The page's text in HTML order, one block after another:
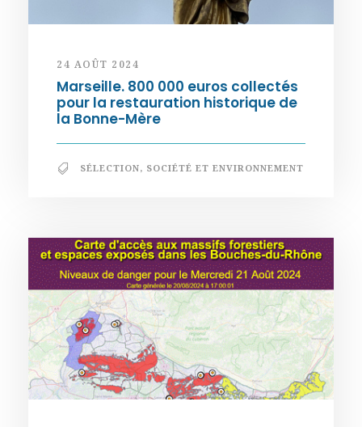
24 AOÛT 2024
Marseille. 800 000 euros collectés
pour la restauration historique de
la Bonne-Mère
SÉLECTION, SOCIÉTÉ ET ENVIRONNEMENT